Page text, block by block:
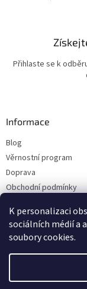
K personalizaci
sociálních médií a
soubory cookies.
Přihlaste se k
Informace
Blog
Věrnostní program
Doprava
Obchodní podmínky
Kontakty